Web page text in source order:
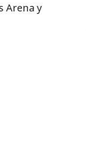
Arena y